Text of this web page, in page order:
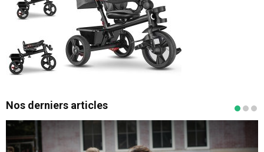
Nos derniers articles